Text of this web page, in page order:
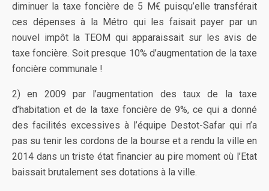
diminuer la taxe foncière de 5 M€ puisqu’elle transférait
ces dépenses à la Métro qui les faisait payer par un
nouvel impôt la TEOM qui apparaissait sur les avis de
taxe foncière. Soit presque 10% d’augmentation de la taxe
foncière communale !
2) en 2009 par l’augmentation des taux de la taxe
d’habitation et de la taxe foncière de 9%, ce qui a donné
des facilités excessives à l’équipe Destot-Safar qui n’a
pas su tenir les cordons de la bourse et a rendu la ville en
2014 dans un triste état financier au pire moment où l’Etat
baissait brutalement ses dotations à la ville.